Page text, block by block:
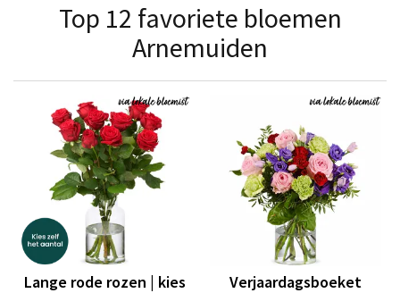
Top 12 favoriete bloemen
Arnemuiden
Lange rode rozen | kies
Verjaardagsboeket